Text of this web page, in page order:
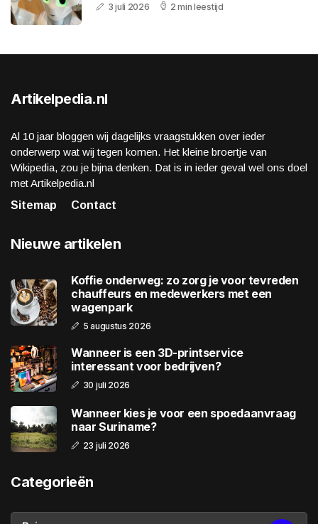
3 juli 2026 2 min leestijd
Artikelpedia.nl
Al 10 jaar bloggen wij dagelijks vraagstukken over ieder
onderwerp wat wij tegen komen. Het kleine broertje van
Wikipedia, zou je bijna denken. Dat is in ieder geval wel ons doel
met Artikelpedia.nl
Sitemap
Contact
Nieuwe artikelen
Koffie onderweg: zo zorg je voor tevreden
chauffeurs en medewerkers met een
wagenpark
5 augustus 2026
Wanneer is een 3D-printservice
interessant voor bedrijven?
30 juli 2026
Wanneer kies je voor een spoedaanvraag
naar Suriname?
23 juli 2026
Categorieën